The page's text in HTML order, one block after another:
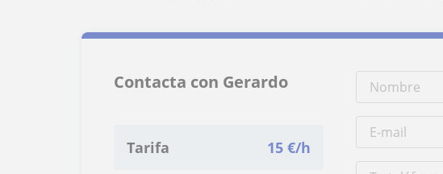
Contacta con Gerardo
Tarifa 15 €/h